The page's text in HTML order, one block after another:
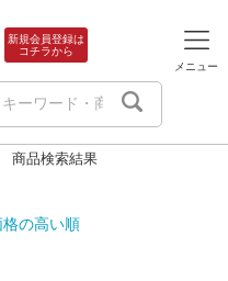
新規会員登録は
コチラから
メニュー
商品検索結果
格の高い順